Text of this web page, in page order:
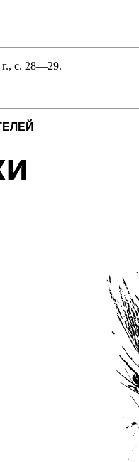
с. 28—29.